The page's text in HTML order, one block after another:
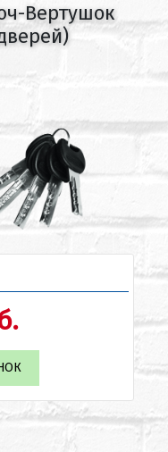
Вертушок